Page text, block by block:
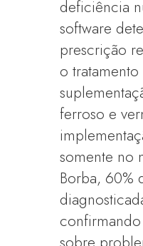
deficiência
software
prescrição
o
ferroso e
somente no
Borba, 60%